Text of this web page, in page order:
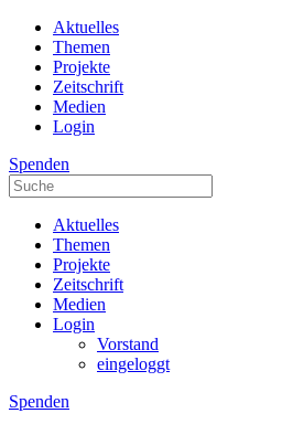
Aktuelles
Themen
Projekte
Zeitschrift
Medien
Login
Spenden
Aktuelles
Themen
Projekte
Zeitschrift
Medien
Login
Vorstand
eingeloggt
Spenden